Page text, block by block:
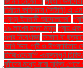
নির্বাচন কমিশনার (সিইসি) এ
প্রশ্ন ইসলামী আন্দোলনের"
১৯ লাখের মতো মানুষ প্রায় এক
ওপর নিষেধাজ্ঞা ফাঙ্গাস বা
দেশি ডিম: পুষ্টি ও উপকারিতায়
ফিজিওথেরাপি -গুরুত্বপূর্ণ
বন্দীদের মধ্যে কারা মুক্তি পেতে